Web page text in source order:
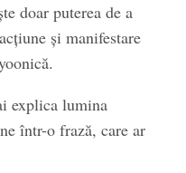
doar puterea de a
și manifestare
explica lumina
într-o frază, care ar